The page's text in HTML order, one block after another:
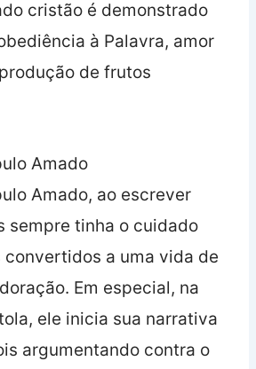
cristão é demonstrado
à Palavra, amor
de frutos
Amado
Amado, ao escrever
sempre tinha o cuidado
convertidos a uma vida de
Em especial, na
ele inicia sua narrativa
argumentando contra o